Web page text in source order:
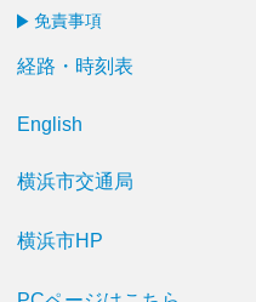
免責事項
経路・時刻表
English
横浜市交通局
横浜市HP